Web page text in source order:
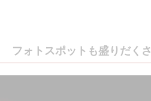
フォトスポットも盛りだく